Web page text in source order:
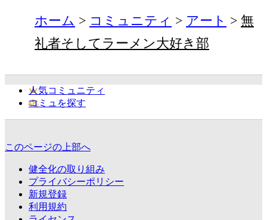
ホーム コミュニティ アート
無
礼者そしてラーメン大好き部
人気コミュニティ
コミュを探す
このページの上部へ
健全化の取り組み
プライバシーポリシー
新規登録
利用規約